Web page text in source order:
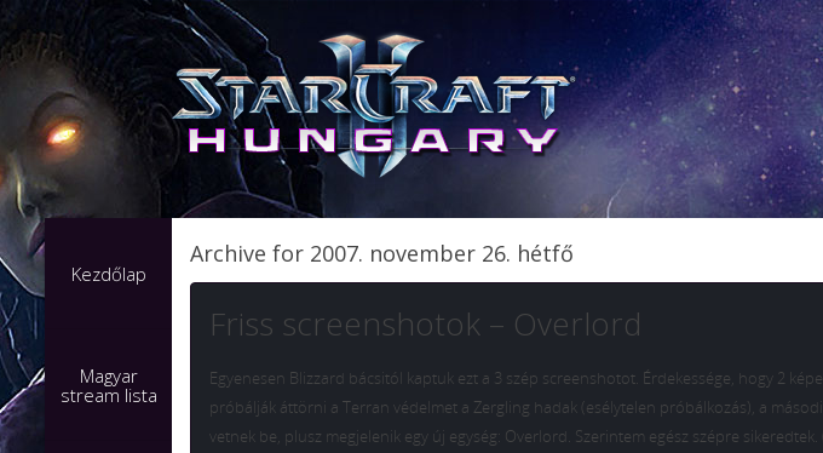
Kezdőlap
Magyar
stream lista
Archive for 2007. november 26. hétfő
Friss screenshotok – Overlord
Egyenesen Blizzard bácsitól kaptuk ezt a 3 szép screenshotot. Érdekessége, hogy 2
próbálják áttörni a Terran védelmet a Zergling hadak (esélytelen próbálkozás), a
vetnek be, plusz megjelenik egy új egység: Overlord. Szerintem egész szépre